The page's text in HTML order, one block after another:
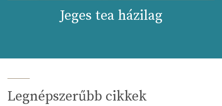
Jeges tea házilag
Legnépszerűbb cikkek